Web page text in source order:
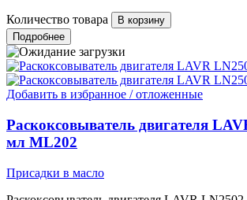
Количество товара
Подробнее
Добавить в избранное / отложенные
Раскоксовыватель двигателя
мл ML202
Присадки в масло